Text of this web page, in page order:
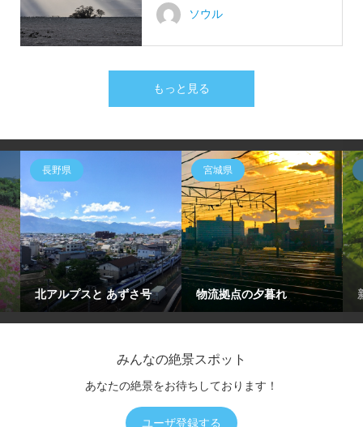
ソウル
もっと見る
長野県
北アルプスと あずさ号
宮城県
物流拠点の夕暮れ
みんなの絶景スポット
あなたの絶景をお待ちしております！
ユーザ登録する